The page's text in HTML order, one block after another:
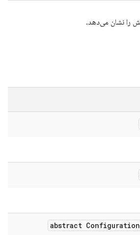
abstract Configuration